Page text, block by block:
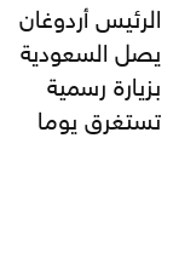
الرئيس أردوغان
يصل السعودية
بزيارة رسمية
تستغرق يوما